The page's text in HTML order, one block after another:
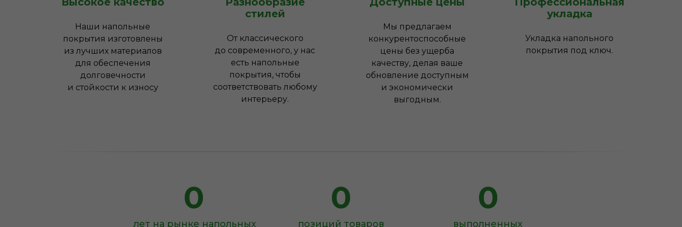
Наши напольные
покрытия изготовлены
из лучших материалов
для обеспечения
долговечности
и стойкости к износу
стилей
От классического
до современного, у нас
есть напольные
покрытия, чтобы
соответствовать любому
интерьеру.
Мы предлагаем
конкурентоспособные
цены без ущерба
качеству, делая ваше
обновление доступным
и экономически
выгодным.
укладка
Укладка напольного
покрытия под ключ.
0 0 0
лет на рынке напольных
позиций товаров
выполненных